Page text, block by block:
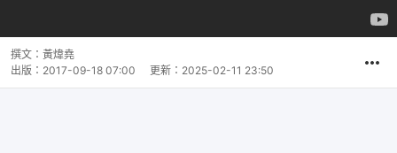
撰文： 黃煒堯
出版： 2017-09-18 07:00 更新： 2025-02-11 23:50